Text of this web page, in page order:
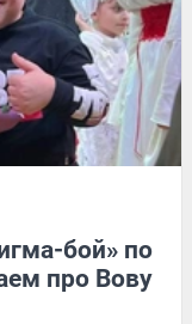
бой» по
про Вову